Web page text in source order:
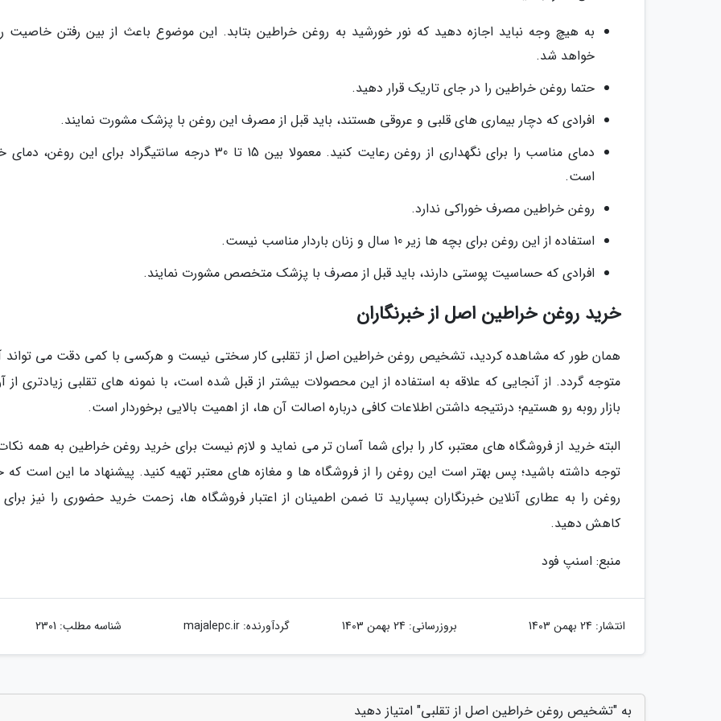
به هیچ وجه نباید اجازه دهید که نور خورشید به روغن خراطین بتابد. این موضوع باعث از بین رفتن خاصیت
خواهد شد.
حتما روغن خراطین را در جای تاریک قرار دهید.
افرادی که دچار بیماری های قلبی و عروقی هستند، باید قبل از مصرف این روغن با پزشک مشورت نمایند.
دمای مناسب را برای نگهداری از روغن رعایت کنید. معمولا بین 15 تا 30 درجه سانتیگراد برای این
است.
روغن خراطین مصرف خوراکی ندارد.
استفاده از این روغن برای بچه ها زیر 10 سال و زنان باردار مناسب نیست.
افرادی که حساسیت پوستی دارند، باید قبل از مصرف با پزشک متخصص مشورت نمایند.
خرید روغن خراطین اصل از خبرنگاران
همان طور که مشاهده کردید، تشخیص روغن خراطین اصل از تقلبی کار سختی نیست و هرکسی با کمی دقت می تواند
متوجه گردد. از آنجایی که علاقه به استفاده از این محصولات بیشتر از قبل شده است، با نمونه های تقلبی زیادتری از
بازار روبه رو هستیم؛ درنتیجه داشتن اطلاعات کافی درباره اصالت آن ها، از اهمیت بالایی برخوردار است.
البته خرید از فروشگاه های معتبر، کار را برای شما آسان تر می نماید و لازم نیست برای خرید روغن خراطین به همه نکات
توجه داشته باشید؛ پس بهتر است این روغن را از فروشگاه ها و مغازه های معتبر تهیه کنید. پیشنهاد ما این است که
روغن را به عطاری آنلاین خبرنگاران بسپارید تا ضمن اطمینان از اعتبار فروشگاه ها، زحمت خرید حضوری را نیز
کاهش دهید.
منبع: اسنپ فود
انتشار: 24 بهمن 1403 بروزرسانی: 24 بهمن 1403 گردآورنده:majalepc.ir شناسه مطلب: 2301
به "تشخیص روغن خراطین اصل از تقلبی" امتیاز دهید